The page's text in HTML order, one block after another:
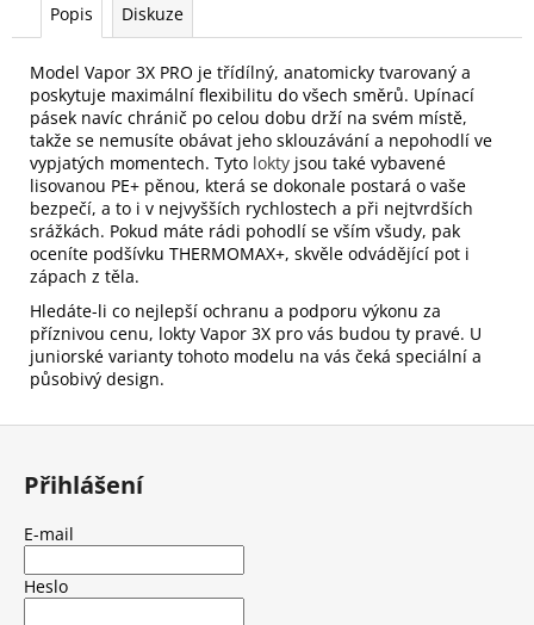
Popis Diskuze
Model Vapor 3X PRO je třídílný, anatomicky tvarovaný a
poskytuje maximální flexibilitu do všech směrů. Upínací
pásek navíc chránič po celou dobu drží na svém místě,
takže se nemusíte obávat jeho sklouzávání a nepohodlí ve
vypjatých momentech. Tyto lokty jsou také vybavené
lisovanou PE+ pěnou, která se dokonale postará o vaše
bezpečí, a to i v nejvyšších rychlostech a při nejtvrdších
srážkách. Pokud máte rádi pohodlí se vším všudy, pak
oceníte podšívku THERMOMAX+, skvěle odvádějící pot i
zápach z těla.
Hledáte-li co nejlepší ochranu a podporu výkonu za
příznivou cenu, lokty Vapor 3X pro vás budou ty pravé. U
juniorské varianty tohoto modelu na vás čeká speciální a
působivý design.
TOP
SR
(BLK)
(1054747)
3
099
Kč
Původně:
4
399
Kč
Z
Přihlášení
E-mail
Heslo